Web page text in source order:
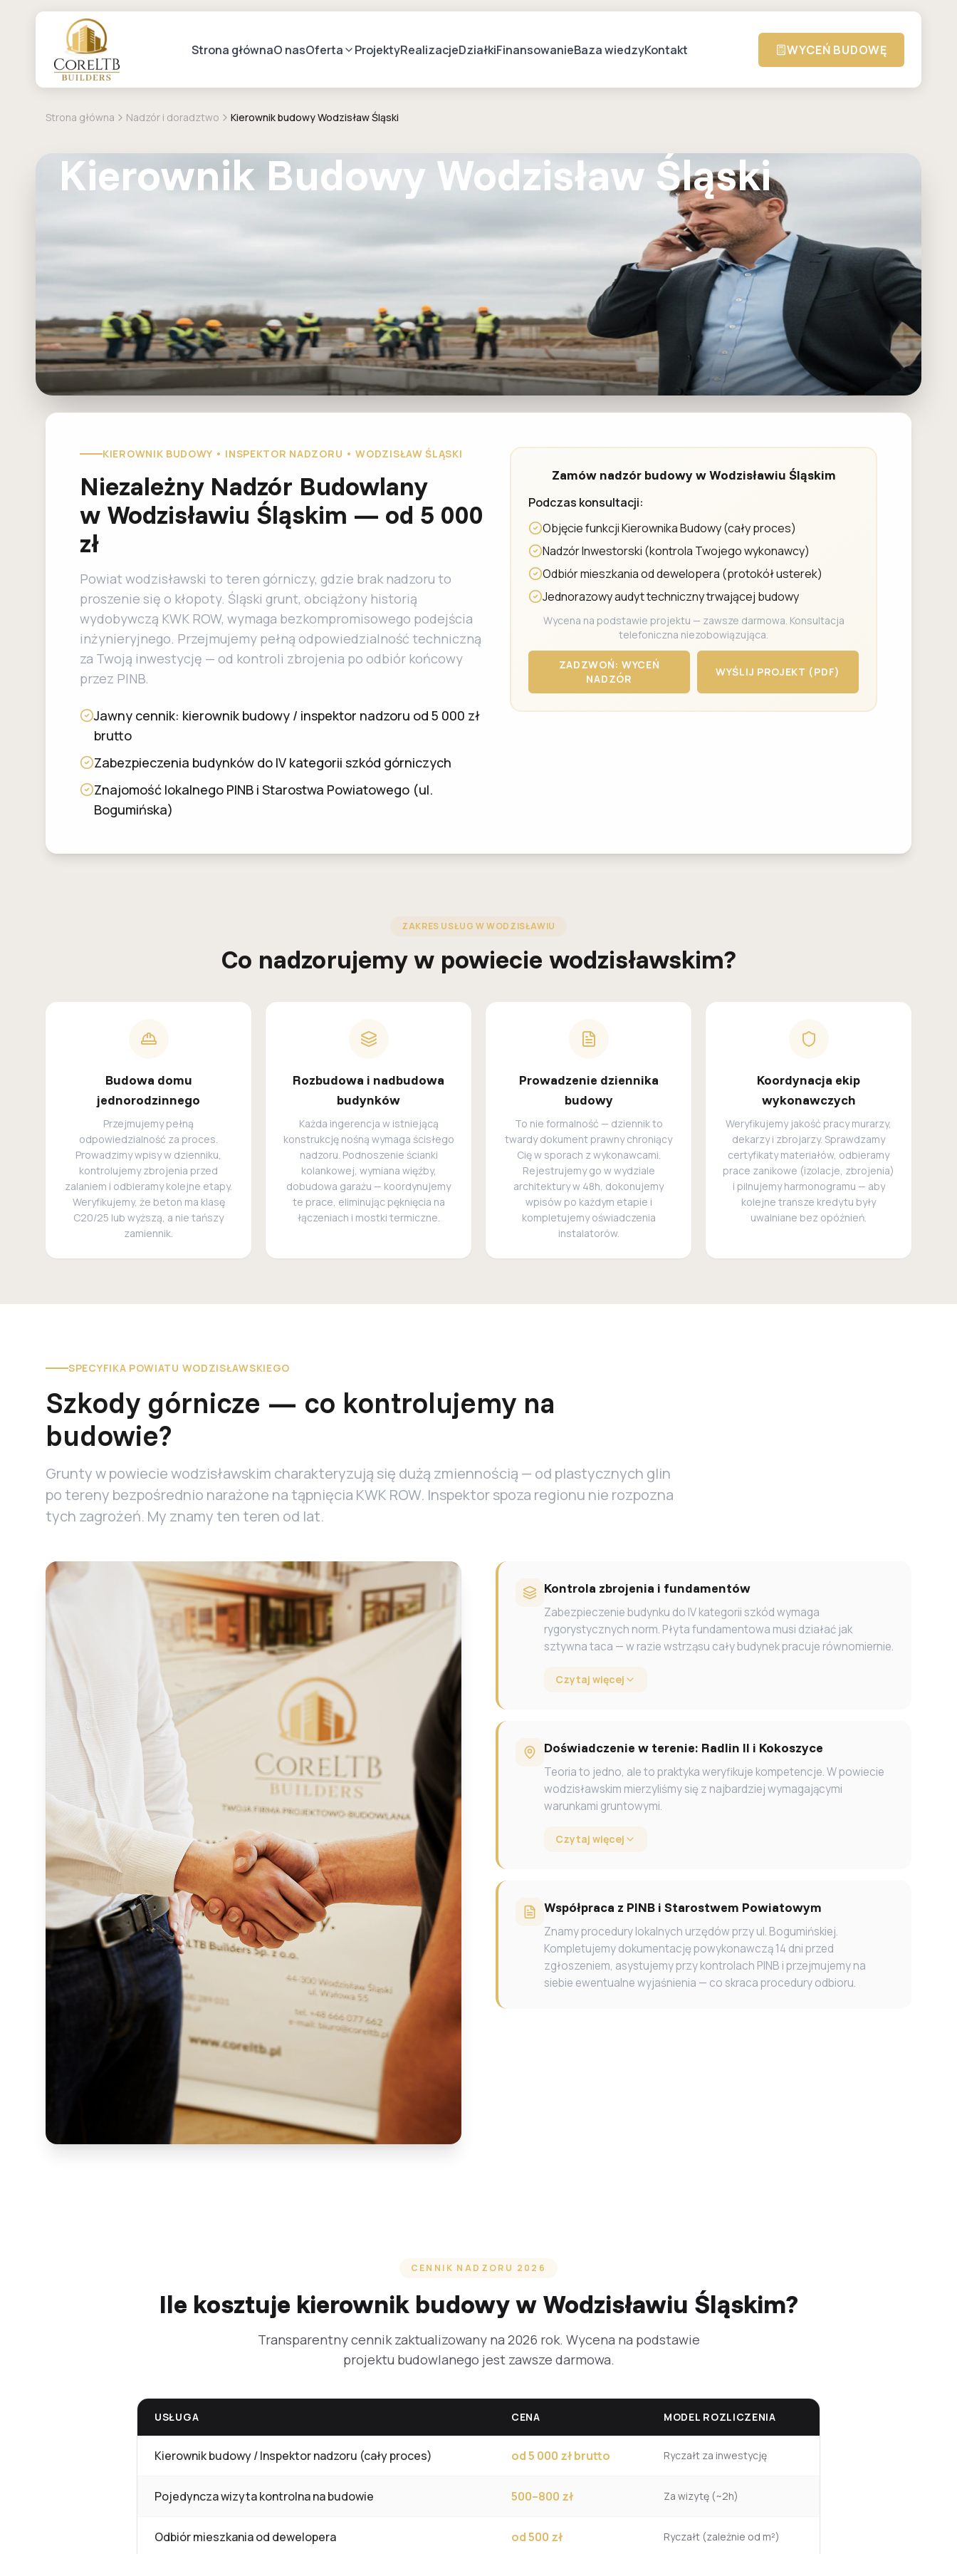
Strona głównaO nasOferta ProjektyRealizacjeDziałkiFinansowanieBaza wiedzyKontakt WYCEŃ BUDOWĘ
Strona główna Nadzór i doradztwo Kierownik budowy Wodzisław Śląski
Kierownik Budowy Wodzisław Śląski
KIEROWNIK BUDOWY • INSPEKTOR NADZORU • WODZISŁAW ŚLĄSKI
Niezależny Nadzór Budowlany
w Wodzisławiu Śląskim — od 5 000
zł
Powiat wodzisławski to teren górniczy, gdzie brak nadzoru to
proszenie się o kłopoty. Śląski grunt, obciążony historią
wydobywczą KWK ROW, wymaga bezkompromisowego podejścia
inżynieryjnego. Przejmujemy pełną odpowiedzialność techniczną
za Twoją inwestycję — od kontroli zbrojenia po odbiór końcowy
przez PINB.
Jawny cennik: kierownik budowy / inspektor nadzoru od 5 000 zł
brutto
Zabezpieczenia budynków do IV kategorii szkód górniczych
Znajomość lokalnego PINB i Starostwa Powiatowego (ul.
Bogumińska)
Zamów nadzór budowy w Wodzisławiu Śląskim
Podczas konsultacji:
Objęcie funkcji Kierownika Budowy (cały proces)
Nadzór Inwestorski (kontrola Twojego wykonawcy)
Odbiór mieszkania od dewelopera (protokół usterek)
Jednorazowy audyt techniczny trwającej budowy
Wycena na podstawie projektu — zawsze darmowa. Konsultacja
telefoniczna niezobowiązująca.
ZADZWOŃ: WYCEŃ
NADZÓR
WYŚLIJ PROJEKT (PDF)
ZAKRES USŁUG W WODZISŁAWIU
Co nadzorujemy w powiecie wodzisławskim?
Budowa domu
jednorodzinnego
Przejmujemy pełną
odpowiedzialność za proces.
Prowadzimy wpisy w dzienniku,
kontrolujemy zbrojenia przed
zalaniem i odbieramy kolejne etapy.
Weryfikujemy, że beton ma klasę
C20/25 lub wyższą, a nie tańszy
zamiennik.
Rozbudowa i nadbudowa
budynków
Każda ingerencja w istniejącą
konstrukcję nośną wymaga ścisłego
nadzoru. Podnoszenie ścianki
kolankowej, wymiana więźby,
dobudowa garażu — koordynujemy
te prace, eliminując pęknięcia na
łączeniach i mostki termiczne.
Prowadzenie dziennika
budowy
To nie formalność — dziennik to
twardy dokument prawny chroniący
Cię w sporach z wykonawcami.
Rejestrujemy go w wydziale
architektury w 48h, dokonujemy
wpisów po każdym etapie i
kompletujemy oświadczenia
instalatorów.
Koordynacja ekip
wykonawczych
Weryfikujemy jakość pracy murarzy,
dekarzy i zbrojarzy. Sprawdzamy
certyfikaty materiałów, odbieramy
prace zanikowe (izolacje, zbrojenia)
i pilnujemy harmonogramu — aby
kolejne transze kredytu były
uwalniane bez opóźnień.
SPECYFIKA POWIATU WODZISŁAWSKIEGO
Szkody górnicze — co kontrolujemy na
budowie?
Grunty w powiecie wodzisławskim charakteryzują się dużą zmiennością — od plastycznych glin
po tereny bezpośrednio narażone na tąpnięcia KWK ROW. Inspektor spoza regionu nie rozpozna
tych zagrożeń. My znamy ten teren od lat.
Kontrola zbrojenia i fundamentów
Zabezpieczenie budynku do IV kategorii szkód wymaga
rygorystycznych norm. Płyta fundamentowa musi działać jak
sztywna taca — w razie wstrząsu cały budynek pracuje równomiernie.
Czytaj więcej
Doświadczenie w terenie: Radlin II i Kokoszyce
Teoria to jedno, ale to praktyka weryfikuje kompetencje. W powiecie
wodzisławskim mierzyliśmy się z najbardziej wymagającymi
warunkami gruntowymi.
Czytaj więcej
Współpraca z PINB i Starostwem Powiatowym
Znamy procedury lokalnych urzędów przy ul. Bogumińskiej.
Kompletujemy dokumentację powykonawczą 14 dni przed
zgłoszeniem, asystujemy przy kontrolach PINB i przejmujemy na
siebie ewentualne wyjaśnienia — co skraca procedury odbioru.
CENNIK NADZORU 2026
Ile kosztuje kierownik budowy w Wodzisławiu Śląskim?
Transparentny cennik zaktualizowany na 2026 rok. Wycena na podstawie
projektu budowlanego jest zawsze darmowa.
USŁUGA CENA MODEL ROZLICZENIA
Kierownik budowy / Inspektor nadzoru (cały proces) od 5 000 zł brutto Ryczałt za inwestycję
Pojedyncza wizyta kontrolna na budowie 500–800 zł Za wizytę (~2h)
Odbiór mieszkania od dewelopera od 500 zł Ryczałt (zależnie od m²)